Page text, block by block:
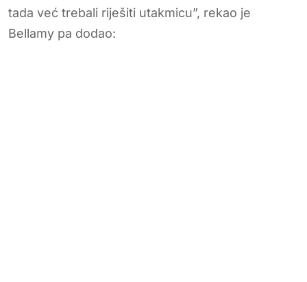
tada već trebali riješiti utakmicu”, rekao je
Bellamy pa dodao: